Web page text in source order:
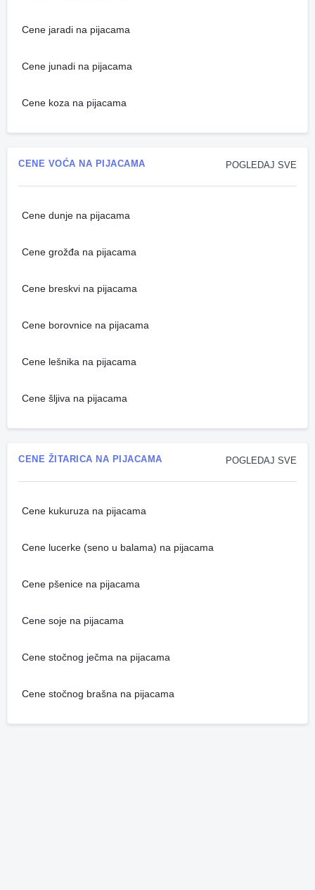
Cene jaradi na pijacama
Cene junadi na pijacama
Cene koza na pijacama
POGLEDAJ SVE
CENE VOĆA NA PIJACAMA
Cene dunje na pijacama
Cene grožđa na pijacama
Cene breskvi na pijacama
Cene borovnice na pijacama
Cene lešnika na pijacama
Cene šljiva na pijacama
POGLEDAJ SVE
CENE ŽITARICA NA PIJACAMA
Cene kukuruza na pijacama
Cene lucerke (seno u balama) na pijacama
Cene pšenice na pijacama
Cene soje na pijacama
Cene stočnog ječma na pijacama
Cene stočnog brašna na pijacama